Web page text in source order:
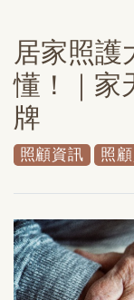
居家照護
懂！｜家
牌
照顧資訊 照